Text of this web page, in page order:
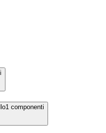
1 componenti